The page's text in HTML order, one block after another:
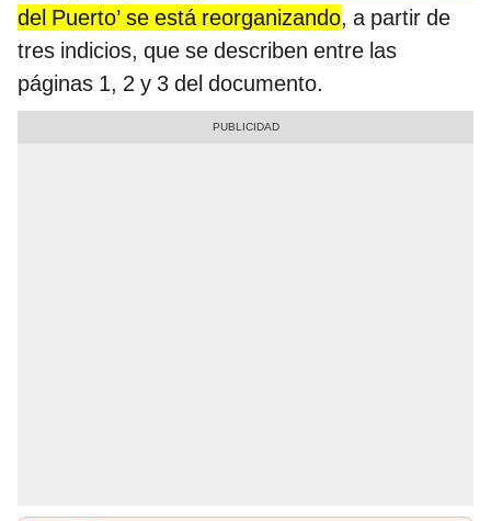
del Puerto’ se está reorganizando, a partir de
tres indicios, que se describen entre las
páginas 1, 2 y 3 del documento.